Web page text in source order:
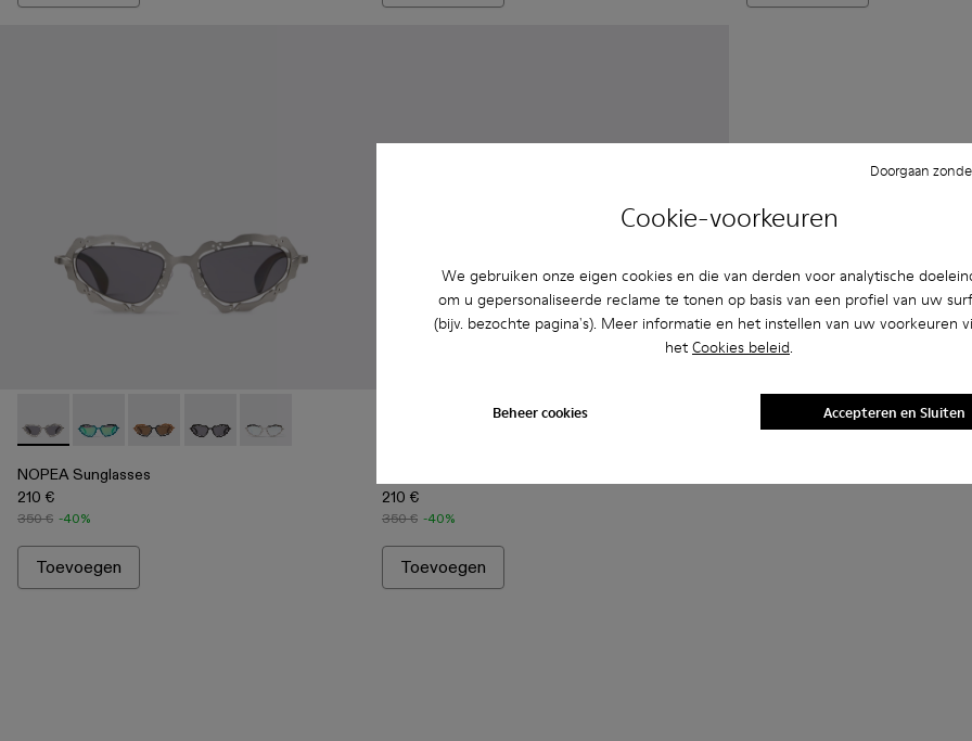
Cookie-voorkeuren
We gebruiken onze eigen cookies en die van derden voor analytische
om u gepersonaliseerde reclame te tonen op basis van een profiel van uw
(bijv. bezochte pagina's). Meer informatie en het instellen van uw voorkeuren
het Cookies beleid.
Beheer cookies
Doorgaan
Accepteren en Sluiten
NOPEA Sunglasses - AS00003-002 - Zilver geborstelde NOPEA metalen zonnebril
NOPEA Sunglasses - AS00003-005
NOPEA Sunglasses - AS00003-004
NOPEA Sunglasses - AS00003-003 - Matzwarte NOPEA metalen zonnebril
NOPEA Sunglasses - AS00003-001 - Zilveren glanzende NOPEA metalen zonnebril
NOPEA Sunglasses
210 €
350 € -40%
Toevoegen
NOPEA Sunglasses - AS00003-003 - Matzwarte NOPEA metalen zonnebril
NOPEA Sunglasses - AS00003-004
NOPEA Sunglasses - AS00003-002 - Zilver
NOPEA Sunglasses - AS00003-001 - Zilveren
210 €
350 € -40%
Toevoegen